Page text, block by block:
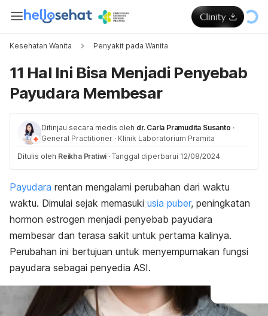
Kesehatan Wanita Penyakit pada Wanita
11 Hal Ini Bisa Menjadi Penyebab
Payudara Membesar
Ditinjau secara medis oleh dr. Carla Pramudita Susanto ·
General Practitioner · Klinik Laboratorium Pramita
Ditulis oleh Reikha Pratiwi · Tanggal diperbarui 12/08/2024
Payudara rentan mengalami perubahan dari waktu
waktu. Dimulai sejak memasuki usia puber, peningkatan
hormon estrogen menjadi penyebab payudara
membesar dan terasa sakit untuk pertama kalinya.
Perubahan ini bertujuan untuk menyempurnakan fungsi
payudara sebagai penyedia ASI.